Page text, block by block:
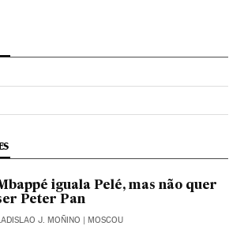
en Instagram
Brasil en Twitter
El País Brasil en Facebook
iguala Pelé, mas não quer
Peter Pan
J. MOÑINO | MOSCOU